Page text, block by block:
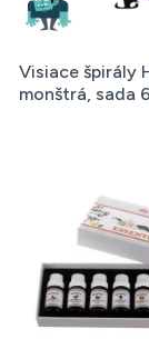
Visiace špirály
monštrá, sada